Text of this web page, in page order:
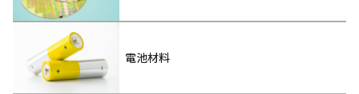
電池材料